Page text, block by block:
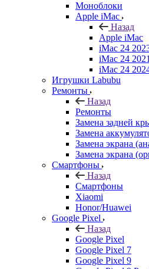
Моноблоки
Apple iMac
Назад
Apple iMac
iMac 24
iMac 24
iMac 24
Игрушки Labubu
Ремонты
Назад
Ремонты
Замена задней
Замена
Замена экрана
Замена экрана
Смартфоны
Назад
Смартфоны
Xiaomi
Honor/Huawei
Google Pixel
Назад
Google Pixel
Google Pixel 7
Google Pixel 9